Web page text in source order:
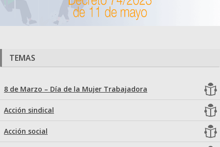
TEMAS
8 de Marzo – Día de la Mujer Trabajadora
Acción sindical
Acción social